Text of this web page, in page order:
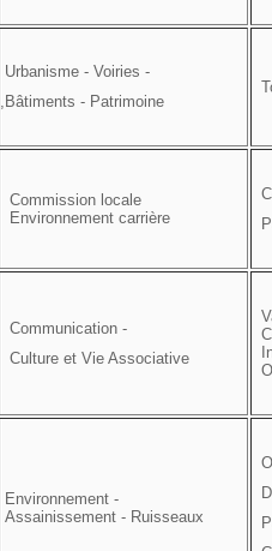
Urbanisme - Voiries -
,Bâtiments - Patrimoine
Commission locale
Environnement carrière
Communication -
Culture et Vie Associative
Environnement -
Assainissement - Ruisseaux